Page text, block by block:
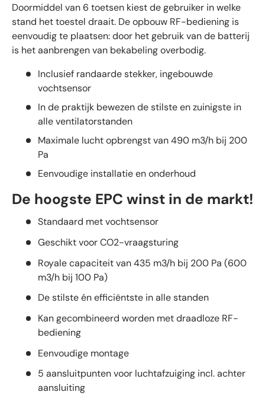
Doormiddel van 6 toetsen kiest de gebruiker in welke
stand het toestel draait. De opbouw RF-bediening is
eenvoudig te plaatsen: door het gebruik van de batterij
is het aanbrengen van bekabeling overbodig.
Inclusief randaarde stekker, ingebouwde
vochtsensor
In de praktijk bewezen de stilste en zuinigste in
alle ventilatorstanden
Maximale lucht opbrengst van 490 m3/h bij 200
Pa
Eenvoudige installatie en onderhoud
De hoogste EPC winst in de markt!
Standaard met vochtsensor
Geschikt voor CO2-vraagsturing
Royale capaciteit van 435 m3/h bij 200 Pa (600
m3/h bij 100 Pa)
De stilste én efficiëntste in alle standen
Kan gecombineerd worden met draadloze RF-
bediening
Eenvoudige montage
5 aansluitpunten voor luchtafzuiging incl. achter
aansluiting